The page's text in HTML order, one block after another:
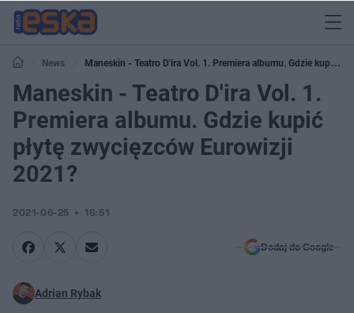
News
Maneskin - Teatro D'ira Vol. 1. Premiera albumu. Gdzie kupić
płytę zwycięzców Eurowizji 2021?
Maneskin - Teatro D'ira Vol. 1.
Premiera albumu. Gdzie kupić
płytę zwycięzców Eurowizji
2021?
2021-06-25 16:51
Dodaj do Google
Adrian Rybak